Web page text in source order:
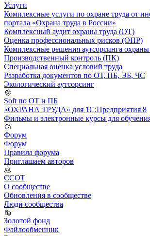
Услуги
Комплексные услуги по охране труда от
портала «Охрана труда в России»
Комплексный аудит охраны труда (ОТ)
Оценка профессиональных рисков (ОПР)
Комплексные решения аутсорсинга охраны
Производственный контроль (ПК)
Специальная оценка условий труда
Разработка документов по ОТ, ПБ, ЭБ, ЧС
Экологический аутсорсинг
Soft по ОТ и ПБ
«ОХРАНА ТРУДА» для 1С:Предприятия 8
Фильмы и электронные курсы для
Форум
Форум
Правила форума
Приглашаем авторов
ССОТ
О сообществе
Обновления в сообществе
Люди сообщества
Золотой фонд
Файлообменник